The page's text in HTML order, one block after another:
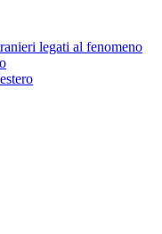
legati al fenomeno